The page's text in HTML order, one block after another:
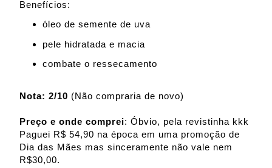
Benefícios:
óleo de semente de uva
pele hidratada e macia
combate o ressecamento
Nota: 2/10 (Não compraria de novo)
Preço e onde comprei: Óbvio, pela revistinha kkk
Paguei R$ 54,90 na época em uma promoção de
Dia das Mães mas sinceramente não vale nem
R$30,00.